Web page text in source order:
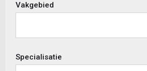
to
Vakgebied
Specialisatie